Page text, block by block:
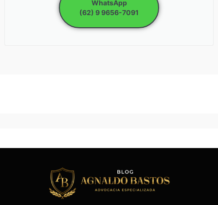
WhatsApp
(62) 9 9656-7091